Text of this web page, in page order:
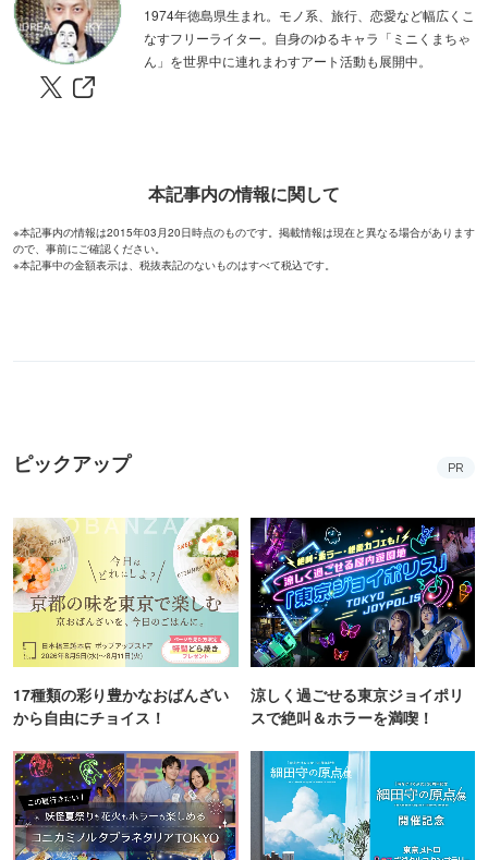
本記事内の情報に関して
※本記事内の情報は2015年03月20日時点のものです。掲載情報は現在と異なる場合があります
ので、事前にご確認ください。
※本記事中の金額表示は、税抜表記のないものはすべて税込です。
17種類の彩り豊かなおばんざい
から自由にチョイス！
涼しく過ごせる東京ジョイポリ
スで絶叫＆ホラーを満喫！
妖怪夏祭りや花火で夏を満喫！
コニカミノルタプラネタリアTO
KYO
細田守監督作品ゆかりの地を巡
って限定グッズがもらえるチャ
ンス！